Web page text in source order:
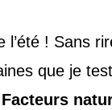
l’été ! Sans
que je
Facteurs